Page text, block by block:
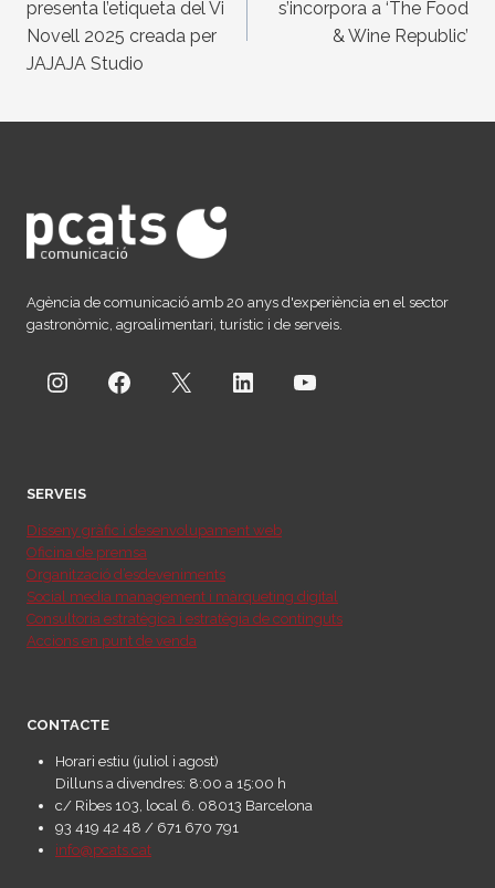
presenta l’etiqueta del Vi
Novell 2025 creada per
JAJAJA Studio
s’incorpora a ‘The Food
& Wine Republic’
Agència de comunicació amb 20 anys d'experiència en el sector
gastronòmic, agroalimentari, turístic i de serveis.
InstagramFacebook
X LinkedInYouTube
SERVEIS
Disseny gràfic i desenvolupament web
Oficina de premsa
Organització d’esdeveniments
Social media management i màrqueting digital
Consultoria estratègica i estratègia de continguts
Accions en punt de venda
CONTACTE
Horari estiu (juliol i agost)
Dilluns a divendres: 8:00 a 15:00 h
c/ Ribes 103, local 6. 08013 Barcelona
93 419 42 48 / 671 670 791
info@pcats.cat